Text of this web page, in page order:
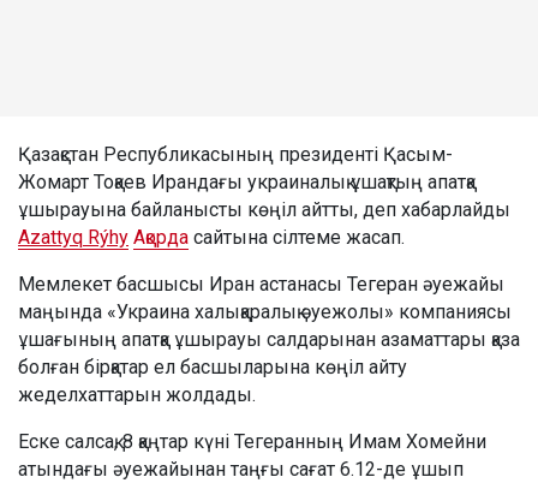
Қазақстан Республикасының президенті Қасым-
Жомарт Тоқаев Ирандағы украиналық ұшақтың апатқа
ұшырауына байланысты көңіл айтты, деп хабарлайды
Azattyq Rýhy Ақорда сайтына сілтеме жасап.
Мемлекет басшысы Иран астанасы Тегеран әуежайы
маңында «Украина халықаралық әуежолы» компаниясы
ұшағының апатқа ұшырауы салдарынан азаматтары қаза
болған бірқатар ел басшыларына көңіл айту
жеделхаттарын жолдады.
Еске салсақ, 8 қаңтар күні Тегеранның Имам Хомейни
атындағы әуежайынан таңғы сағат 6.12-де ұшып